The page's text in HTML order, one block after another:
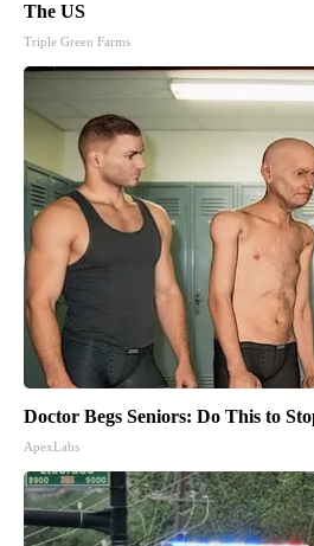
The US
Triple Green Farms
Doctor Begs Seniors: Do This to
ApexLabs